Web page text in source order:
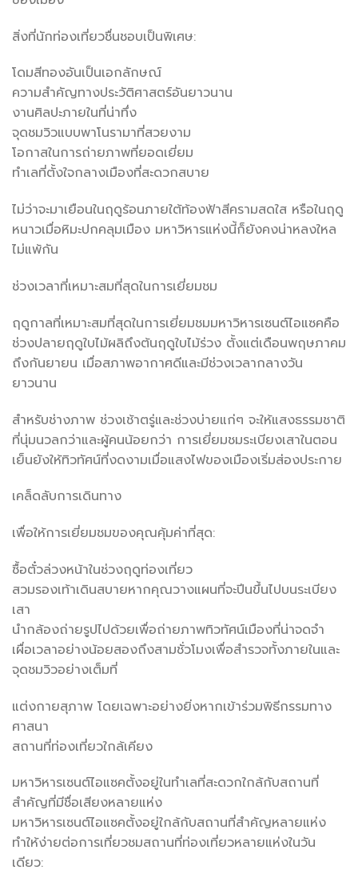
สิ่งที่นักท่องเที่ยวชื่นชอบเป็นพิเศษ:
โดมสีทองอันเป็นเอกลักษณ์
ความสำคัญทางประวัติศาสตร์อันยาวนาน
งานศิลปะภายในที่น่าทึ่ง
จุดชมวิวแบบพาโนรามาที่สวยงาม
โอกาสในการถ่ายภาพที่ยอดเยี่ยม
ทำเลที่ตั้งใจกลางเมืองที่สะดวกสบาย
ไม่ว่าจะมาเยือนในฤดูร้อนภายใต้ท้องฟ้าสีครามสดใส หรือในฤดู
หนาวเมื่อหิมะปกคลุมเมือง มหาวิหารแห่งนี้ก็ยังคงน่าหลงใหล
ไม่แพ้กัน
ช่วงเวลาที่เหมาะสมที่สุดในการเยี่ยมชม
ฤดูกาลที่เหมาะสมที่สุดในการเยี่ยมชมมหาวิหารเซนต์ไอแซคคือ
ช่วงปลายฤดูใบไม้ผลิถึงต้นฤดูใบไม้ร่วง ตั้งแต่เดือนพฤษภาคม
ถึงกันยายน เมื่อสภาพอากาศดีและมีช่วงเวลากลางวัน
ยาวนาน
สำหรับช่างภาพ ช่วงเช้าตรู่และช่วงบ่ายแก่ๆ จะให้แสงธรรมชาติ
ที่นุ่มนวลกว่าและผู้คนน้อยกว่า การเยี่ยมชมระเบียงเสาในตอน
เย็นยังให้ทิวทัศน์ที่งดงามเมื่อแสงไฟของเมืองเริ่มส่องประกาย
เคล็ดลับการเดินทาง
เพื่อให้การเยี่ยมชมของคุณคุ้มค่าที่สุด:
ซื้อตั๋วล่วงหน้าในช่วงฤดูท่องเที่ยว
สวมรองเท้าเดินสบายหากคุณวางแผนที่จะปีนขึ้นไปบนระเบียง
เสา
นำกล้องถ่ายรูปไปด้วยเพื่อถ่ายภาพทิวทัศน์เมืองที่น่าจดจำ
เผื่อเวลาอย่างน้อยสองถึงสามชั่วโมงเพื่อสำรวจทั้งภายในและ
จุดชมวิวอย่างเต็มที่
แต่งกายสุภาพ โดยเฉพาะอย่างยิ่งหากเข้าร่วมพิธีกรรมทาง
ศาสนา
สถานที่ท่องเที่ยวใกล้เคียง
มหาวิหารเซนต์ไอแซคตั้งอยู่ในทำเลที่สะดวกใกล้กับสถานที่
สำคัญที่มีชื่อเสียงหลายแห่ง
มหาวิหารเซนต์ไอแซคตั้งอยู่ใกล้กับสถานที่สำคัญหลายแห่ง
ทำให้ง่ายต่อการเที่ยวชมสถานที่ท่องเที่ยวหลายแห่งในวัน
เดียว: